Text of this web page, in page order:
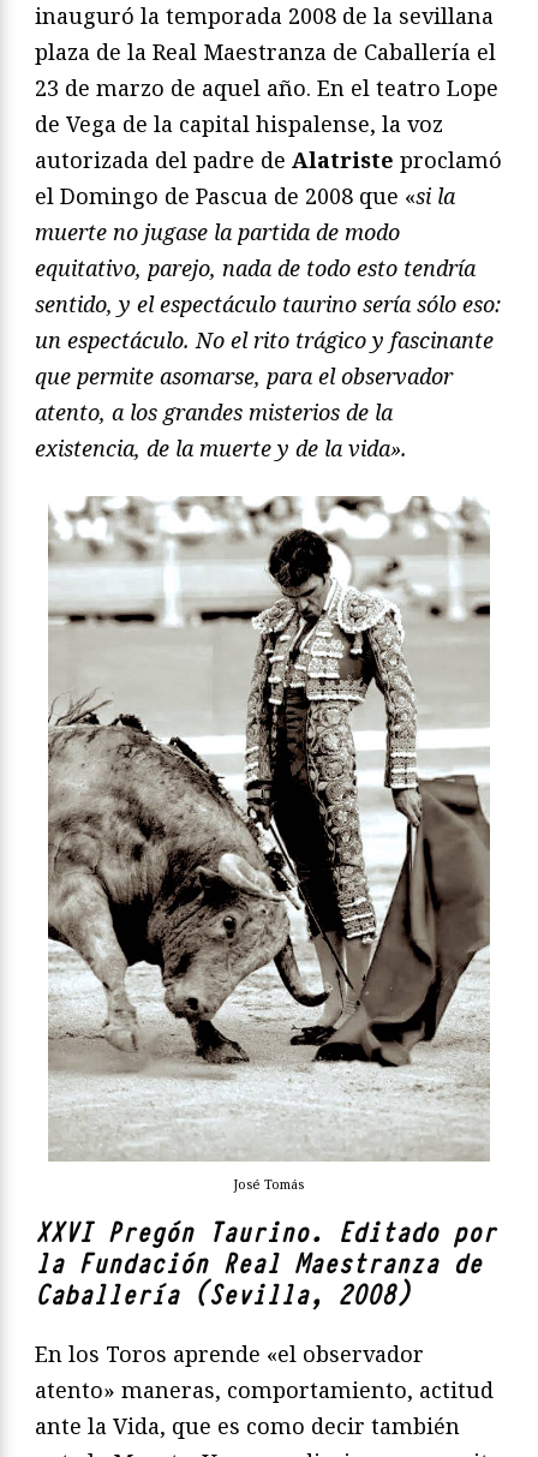
inauguró la temporada 2008 de la sevillana
plaza de la Real Maestranza de Caballería el
23 de marzo de aquel año. En el teatro Lope
de Vega de la capital hispalense, la voz
autorizada del padre de Alatriste proclamó
el Domingo de Pascua de 2008 que «si la
muerte no jugase la partida de modo
equitativo, parejo, nada de todo esto tendría
sentido, y el espectáculo taurino sería sólo eso:
un espectáculo. No el rito trágico y fascinante
que permite asomarse, para el observador
atento, a los grandes misterios de la
existencia, de la muerte y de la vida».
José Tomás
XXVI Pregón Taurino. Editado por
la Fundación Real Maestranza de
Caballería (Sevilla, 2008)
En los Toros aprende «el observador
atento» maneras, comportamiento, actitud
ante la Vida, que es como decir también